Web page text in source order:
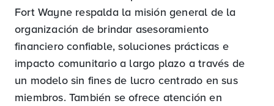
Fort Wayne respalda la misión general de la
organización de brindar asesoramiento
financiero confiable, soluciones prácticas e
impacto comunitario a largo plazo a través de
un modelo sin fines de lucro centrado en sus
miembros. También se ofrece atención en